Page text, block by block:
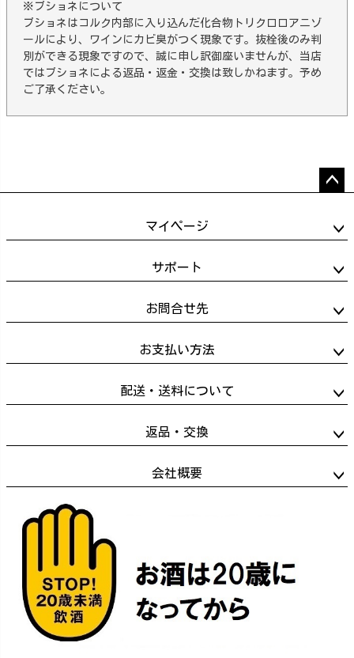
※ブショネについて
ブショネはコルク内部に入り込んだ化合物トリクロロアニゾ
ールにより、ワインにカビ臭がつく現象です。抜栓後のみ判
別ができる現象ですので、誠に申し訳御座いませんが、当店
ではブショネによる返品・返金・交換は致しかねます。予め
ご了承ください。
ップ
マイページ
サポート
お問合せ先
お支払い方法
配送・送料について
返品・交換
会社概要